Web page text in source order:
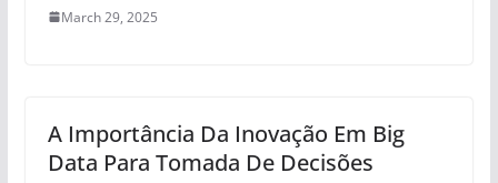
March 29, 2025
A Importância Da Inovação Em Big
Data Para Tomada De Decisões